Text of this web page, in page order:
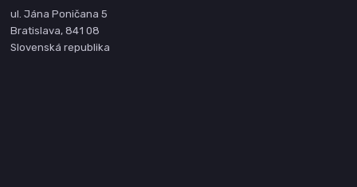
ul. Jána Poničana 5
Bratislava, 841 08
Slovenská republika